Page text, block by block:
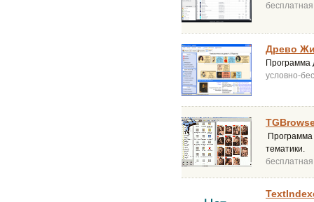
бесплатная
Древо
Программа
условно-
Программа
тематики.
бесплатная